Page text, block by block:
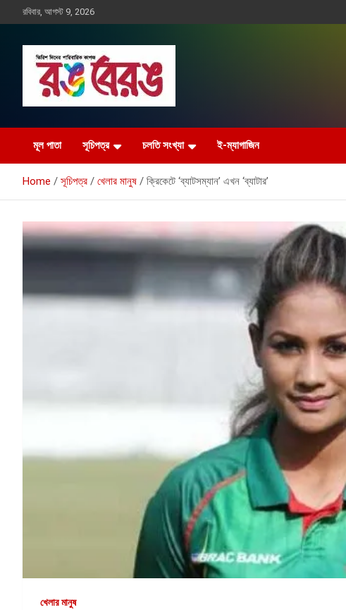
to
রবিবার, আগস্ট 9, 2026
রঙ বেরঙ
মূল পাতা সূচিপত্র চলতি সংখ্যা ই-ম্যাগাজিন
Home সূচিপত্র খেলার মানুষ ক্রিকেটে ‘ব্যাটসম্যান’ এখন ‘ব্যাটার’
খেলার মানুষ